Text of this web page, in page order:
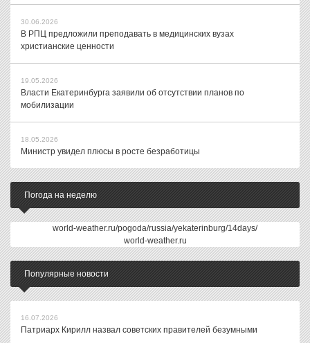
30.06.2026
В РПЦ предложили преподавать в медицинских вузах
христианские ценности
19.05.2026
Власти Екатеринбурга заявили об отсутствии планов по
мобилизации
18.05.2026
Министр увидел плюсы в росте безработицы
Погода на неделю
world-weather.ru/pogoda/russia/yekaterinburg/14days/
world-weather.ru
Популярные новости
16.07.2026
Патриарх Кирилл назвал советских правителей безумными